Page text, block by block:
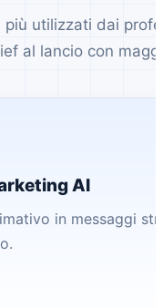
utilizzati dai
al lancio con
AI
in messaggi